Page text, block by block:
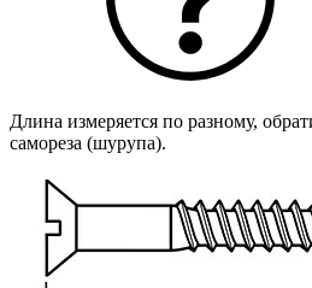
Длина измеряется по разному,
самореза (шурупа).